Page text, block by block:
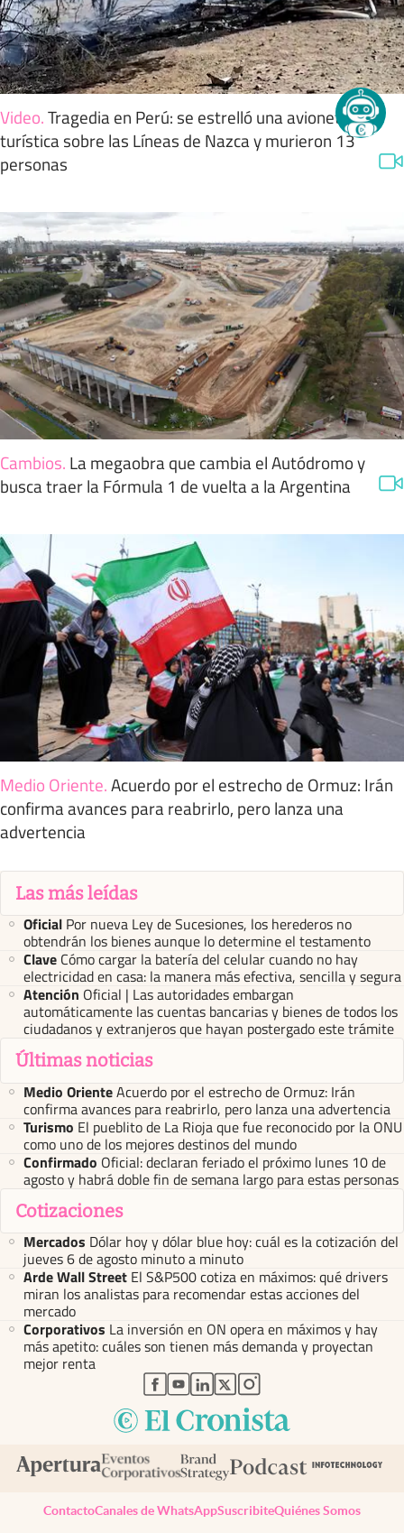
Video.Tragedia en Perú: se estrelló una avioneta
turística sobre las Líneas de Nazca y murieron 13
personas
Cambios. La megaobra que cambia el Autódromo y
busca traer la Fórmula 1 de vuelta a la Argentina
Medio Oriente.Acuerdo por el estrecho de Ormuz: Irán
confirma avances para reabrirlo, pero lanza una
advertencia
Las más leídas
Oficial Por nueva Ley de Sucesiones, los herederos no
obtendrán los bienes aunque lo determine el testamento
Clave Cómo cargar la batería del celular cuando no hay
electricidad en casa: la manera más efectiva, sencilla y segura
Atención Oficial | Las autoridades embargan
automáticamente las cuentas bancarias y bienes de todos los
ciudadanos y extranjeros que hayan postergado este trámite
Últimas noticias
Medio OrienteAcuerdo por el estrecho de Ormuz: Irán
confirma avances para reabrirlo, pero lanza una advertencia
Turismo El pueblito de La Rioja que fue reconocido por la ONU
como uno de los mejores destinos del mundo
Confirmado Oficial: declaran feriado el próximo lunes 10 de
agosto y habrá doble fin de semana largo para estas personas
Cotizaciones
Mercados Dólar hoy y dólar blue hoy: cuál es la cotización del
jueves 6 de agosto minuto a minuto
Arde Wall Street El S&P500 cotiza en máximos: qué drivers
miran los analistas para recomendar estas acciones del
mercado
Corporativos La inversión en ON opera en máximos y hay
más apetito: cuáles son tienen más demanda y proyectan
mejor renta
abre en nueva pestaña
abre en nueva pestaña
abre en nueva pestaña
abre en nueva pestaña
abre en nueva pestaña
ContactoCanales de WhatsAppSuscribiteQuiénes Somos